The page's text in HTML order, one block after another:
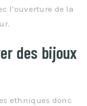
l’ouverture de la
des bijoux
ethniques donc